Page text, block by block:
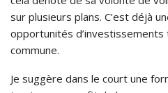
sur plusieurs plans. C’est déjà
opportunités d’investissements
commune.
Je suggère dans le court une